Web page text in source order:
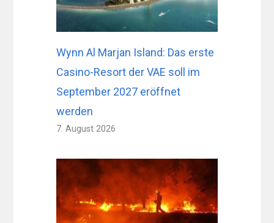
Wynn Al Marjan Island: Das erste
Casino-Resort der VAE soll im
September 2027 eröffnet
werden
7. August 2026